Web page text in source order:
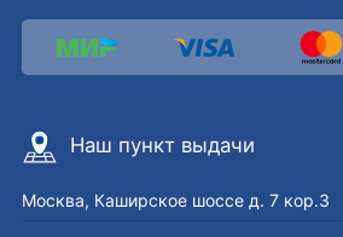
Наш пункт выдачи
Москва, Каширское шоссе д. 7 кор.3